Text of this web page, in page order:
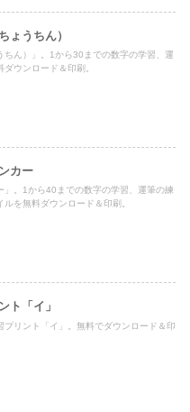
うちん）
ちん）」。1から30までの数字の学習、運
ウンロード＆印刷。
カー
」。1から40までの数字の学習、運筆の練
を無料ダウンロード＆印刷。
ト「イ」
プリント「イ」。無料でダウンロード＆印